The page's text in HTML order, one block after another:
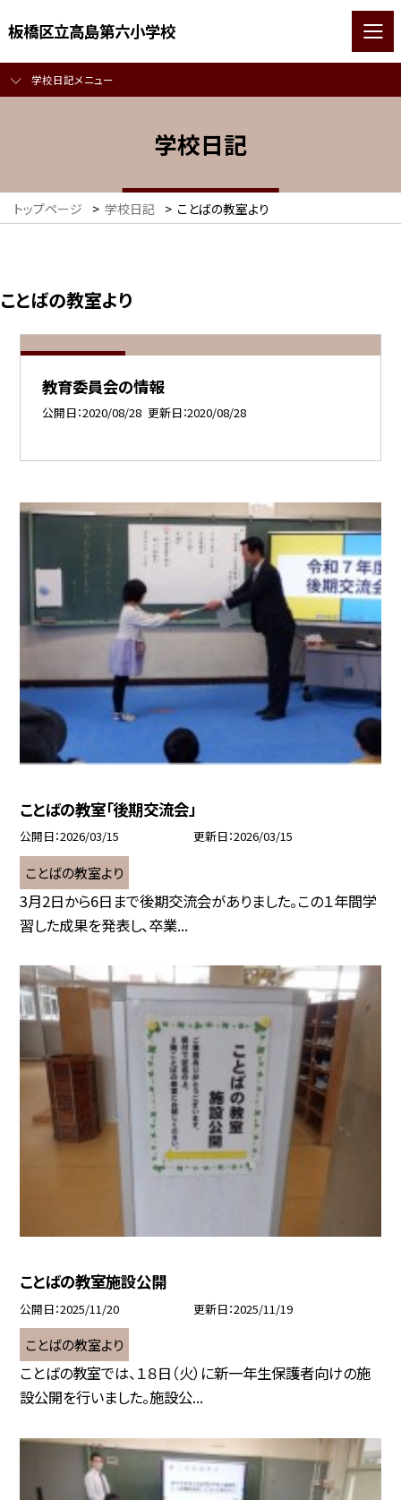
板橋区立高島第六小学校
学校日記メニュー
学校日記
トップページ > 学校日記 > ことばの教室より
ことばの教室より
教育委員会の情報
公開日 2020/08/28 更新日 2020/08/28
ことばの教室「後期交流会」
公開日 2026/03/15 更新日 2026/03/15
ことばの教室より
3月2日から6日まで後期交流会がありました。この１年間学
習した成果を発表し、卒業...
ことばの教室施設公開
公開日 2025/11/20 更新日 2025/11/19
ことばの教室より
ことばの教室では、１８日（火）に新一年生保護者向けの施
設公開を行いました。施設公...